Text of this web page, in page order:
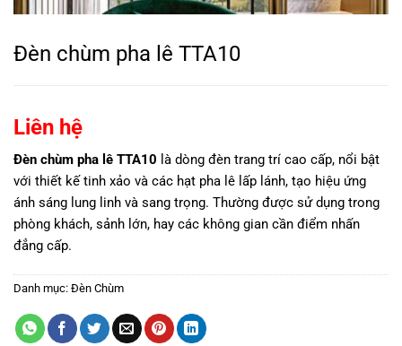
Đèn chùm pha lê TTA10
Liên hệ
Đèn chùm pha lê TTA10 là dòng đèn trang trí cao cấp, nổi bật
với thiết kế tinh xảo và các hạt pha lê lấp lánh, tạo hiệu ứng
ánh sáng lung linh và sang trọng. Thường được sử dụng trong
phòng khách, sảnh lớn, hay các không gian cần điểm nhấn
đẳng cấp.
Danh mục: Đèn Chùm